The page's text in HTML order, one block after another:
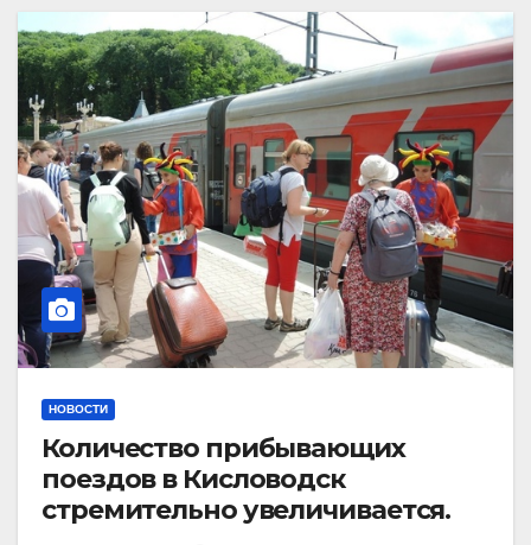
НОВОСТИ
Количество прибывающих
поездов в Кисловодск
стремительно увеличивается.